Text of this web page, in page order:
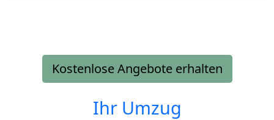
Kostenlose Angebote erhalten
Ihr Umzug